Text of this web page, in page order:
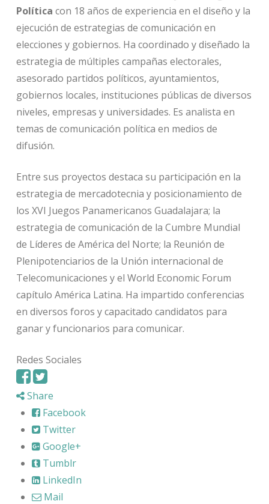
Política con 18 años de experiencia en el diseño y la
ejecución de estrategias de comunicación en
elecciones y gobiernos. Ha coordinado y diseñado la
estrategia de múltiples campañas electorales,
asesorado partidos políticos, ayuntamientos,
gobiernos locales, instituciones públicas de diversos
niveles, empresas y universidades. Es analista en
temas de comunicación política en medios de
difusión.
Entre sus proyectos destaca su participación en la
estrategia de mercadotecnia y posicionamiento de
los XVI Juegos Panamericanos Guadalajara; la
estrategia de comunicación de la Cumbre Mundial
de Líderes de América del Norte; la Reunión de
Plenipotenciarios de la Unión internacional de
Telecomunicaciones y el World Economic Forum
capítulo América Latina. Ha impartido conferencias
en diversos foros y capacitado candidatos para
ganar y funcionarios para comunicar.
Redes Sociales
Share
Facebook
Twitter
Google+
Tumblr
LinkedIn
Mail